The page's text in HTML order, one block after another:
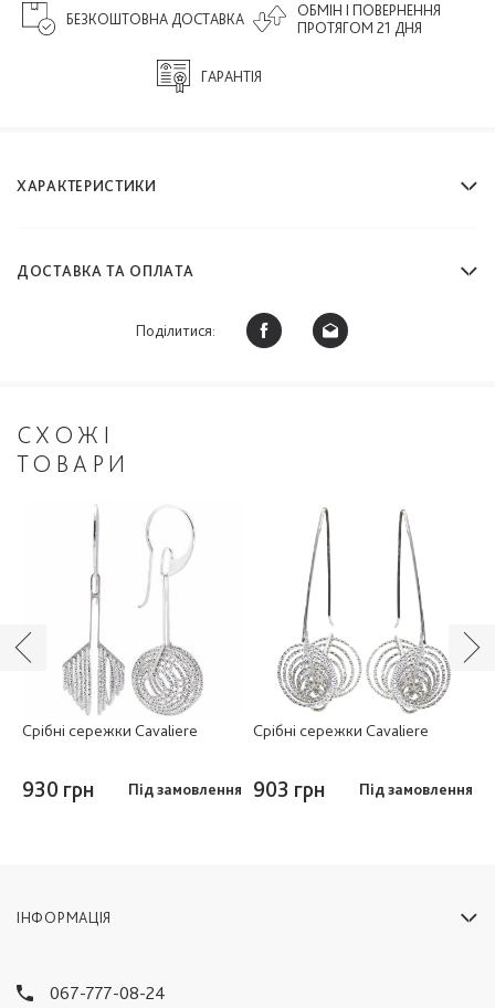
ОБМІН І ПОВЕРНЕННЯ
ПРОТЯГОМ 21 ДНЯ
ГАРАНТІЯ
БЕЗКОШТОВНА ДОСТАВКА
ХАРАКТЕРИСТИКИ
ДОСТАВКА ТА ОПЛАТА
Поділитися:
СХОЖІ
ТОВАРИ
Срібні сережки Cavaliere
930 грн Під замовлення
Срібні сережки Cavaliere
903 грн Під замовлення
ІНФОРМАЦІЯ
067-777-08-24